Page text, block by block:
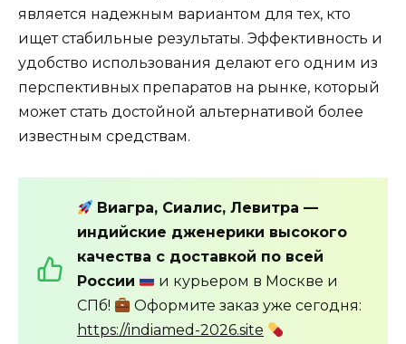
является надежным вариантом для тех, кто
ищет стабильные результаты. Эффективность и
удобство использования делают его одним из
перспективных препаратов на рынке, который
может стать достойной альтернативой более
известным средствам.
Виагра, Сиалис, Левитра —
индийские дженерики высокого
качества с доставкой по всей
России
и курьером в Москве и
СПб!
Оформите заказ уже сегодня:
https://indiamed-2026.site